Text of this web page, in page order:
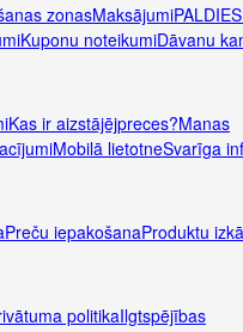
zonasMaksājumi
Kuponu noteikumiDāvanu
Kas ir aizstājējpreces?Manas
Mobilā lietotneSvarīga
Preču iepakošanaProduktu
politikaIlgtspējības